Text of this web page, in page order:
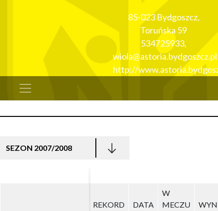
85-023 Bydgoszcz,
Toruńska 59
534725933,
wiola@astoria.bydgoszcz.pl
http://
SEZON 2007/2008
REKORD DATA
W
MECZU
REKORD DATA
W
MECZU